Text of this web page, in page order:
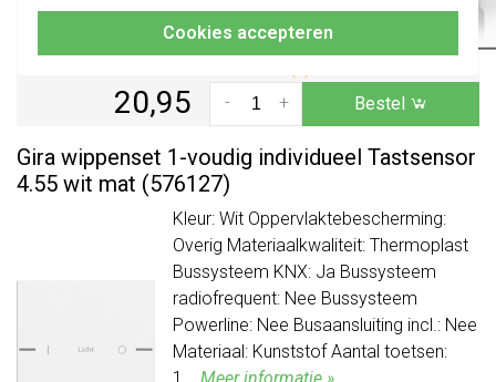
Cookies accepteren
1-2 weken
Huidige voorraad:
20,95 +
- Bestel
Gira wippenset 1-voudig individueel Tastsensor
4.55 wit mat (576127)
Kleur: Wit Oppervlaktebescherming:
Overig Materiaalkwaliteit: Thermoplast
Bussysteem KNX: Ja Bussysteem
radiofrequent: Nee Bussysteem
Powerline: Nee Busaansluiting incl.: Nee
Materiaal: Kunststof Aantal toetsen: